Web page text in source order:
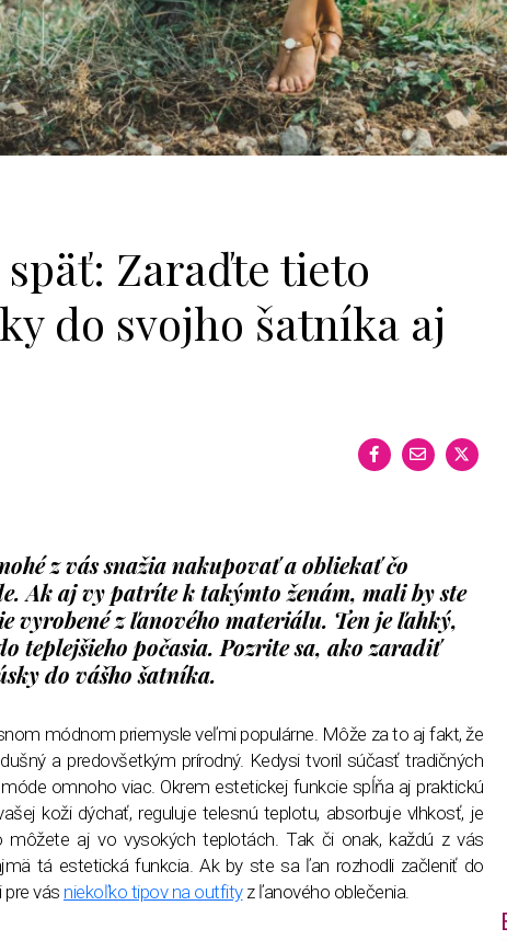
Zaraďte tieto
do svojho šatníka aj
z vás snažia nakupovať a obliekať čo
Ak aj vy patríte k takýmto ženám, mali by ste
vyrobené z ľanového materiálu. Ten je ľahký,
teplejšieho počasia. Pozrite sa, ako zaradiť
do vášho šatníka.
módnom priemysle veľmi populárne. Môže za to aj fakt, že
a predovšetkým prírodný. Kedysi tvoril súčasť tradičných
omnoho viac. Okrem estetickej funkcie spĺňa aj praktickú
koži dýchať, reguluje telesnú teplotu, absorbuje vlhkosť, je
môžete aj vo vysokých teplotách. Tak či onak, každú z vás
tá estetická funkcia. Ak by ste sa ľan rozhodli začleniť do
pre vás niekoľko tipov na outfityz ľanového oblečenia.